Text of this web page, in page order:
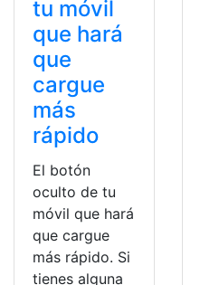
tu móvil
que hará
que
cargue
más
rápido
El botón
oculto de tu
móvil que hará
que cargue
más rápido. Si
tienes alguna